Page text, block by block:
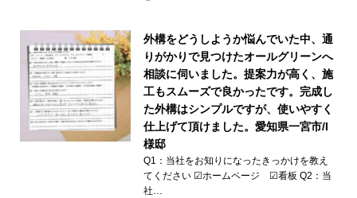
外構をどうしようか悩んでいた中、通
りがかりで見つけたオールグリーンへ
相談に伺いました。提案力が高く、施
工もスムーズで良かったです。完成し
た外構はシンプルですが、使いやすく
仕上げて頂けました。愛知県一宮市/I
様邸
Q1：当社をお知りになったきっかけを教え
てください ☑ホームページ ☑看板 Q2：当
社…